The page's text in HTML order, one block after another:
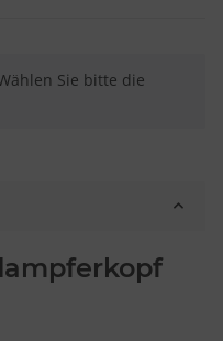
Sie bitte die